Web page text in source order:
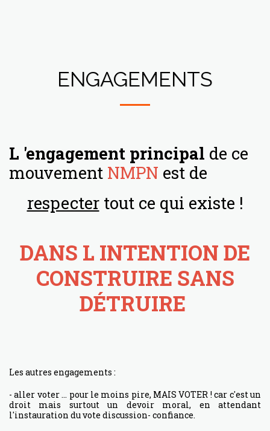
ENGAGEMENTS
L 'engagement principal de ce
mouvement NMPN est de
respectertout ce qui existe !
DANS L INTENTION DE
CONSTRUIRE SANS
DÉTRUIRE
Les autres engagements :
- aller voter ... pour le moins pire, MAIS VOTER ! car c'est un
droit mais surtout un devoir moral, en attendant
l'instauration du vote discussion- confiance.